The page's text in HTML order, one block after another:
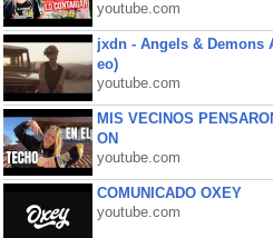
youtube.com
jxdn - Angels & Demons
eo)
youtube.com
MIS VECINOS
ON
youtube.com
COMUNICADO OXEY
youtube.com